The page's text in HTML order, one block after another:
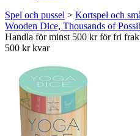
Spel och pussel > Kortspel och
Wooden Dice, Thousands of
Handla för minst 500 kr för fri
500 kr kvar